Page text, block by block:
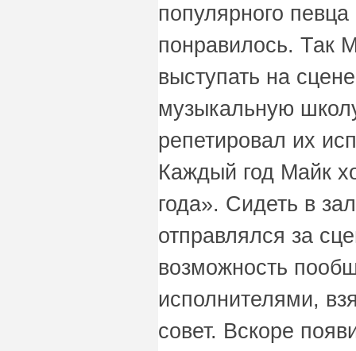
популярного
понравилось. Так
выступать на
музыкальную
репетировал их
Каждый год Майк
года». Сидеть в
отправлялся за
возможность
исполнителями,
совет. Вскоре